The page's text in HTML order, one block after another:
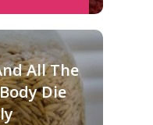
All The
Die